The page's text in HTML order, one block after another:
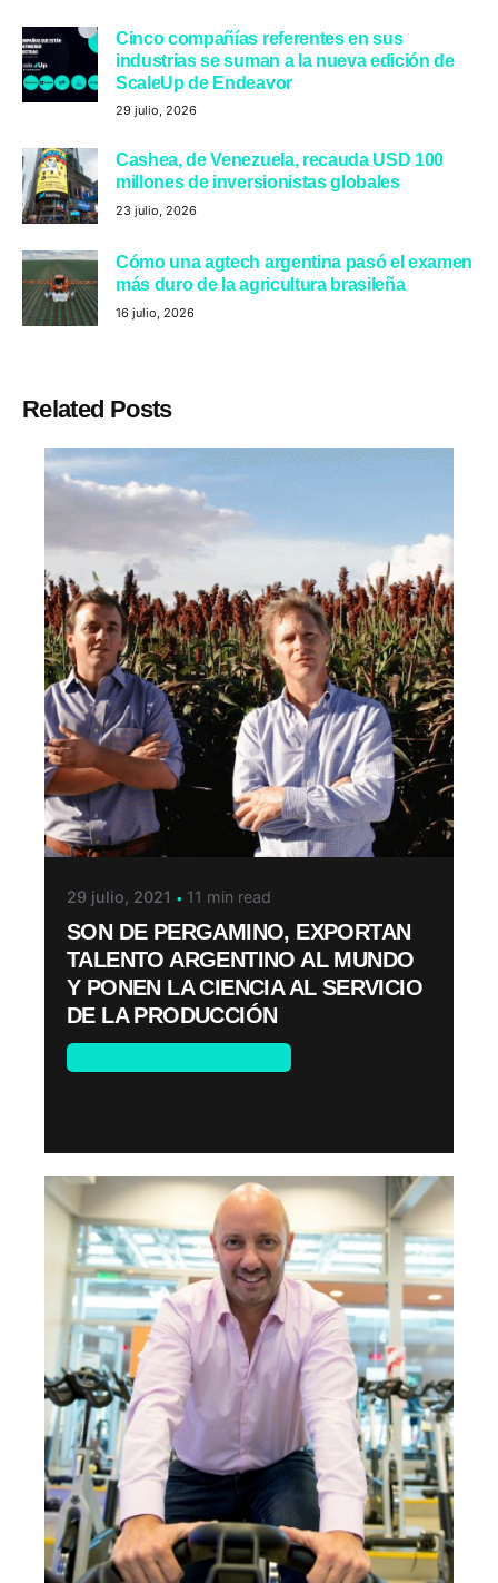
Cinco compañías referentes en sus
industrias se suman a la nueva edición de
ScaleUp de Endeavor
29 julio, 2026
Cashea, de Venezuela, recauda USD 100
millones de inversionistas globales
23 julio, 2026
Cómo una agtech argentina pasó el examen
más duro de la agricultura brasileña
16 julio, 2026
Related Posts
29 julio, 2021 11 min read
SON DE PERGAMINO, EXPORTAN
TALENTO ARGENTINO AL MUNDO
Y PONEN LA CIENCIA AL SERVICIO
DE LA PRODUCCIÓN